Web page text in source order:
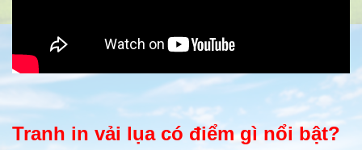
Tranh in vải lụa có điểm gì nổi bật?